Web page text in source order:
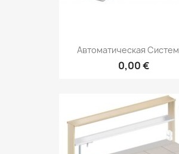
Автоматическая
0,00 €